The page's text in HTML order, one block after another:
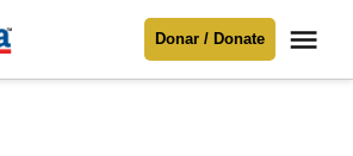
necesitamos
Noticia
Donar / Donate